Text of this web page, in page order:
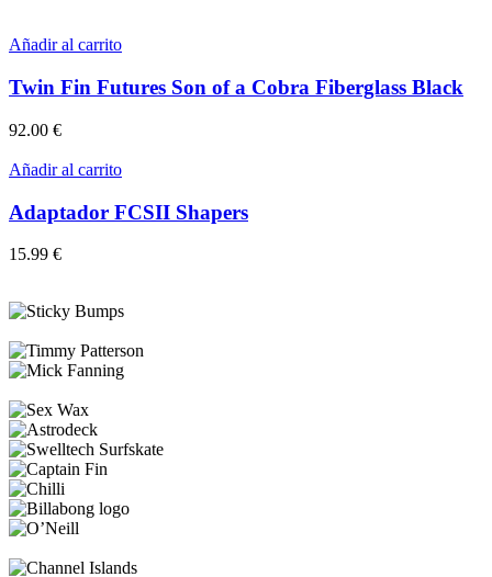
Añadir al carrito
Twin Fin Futures Son of a Cobra Fiberglass Black
92.00 €
Añadir al carrito
Adaptador FCSII Shapers
15.99 €